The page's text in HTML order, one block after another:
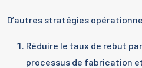
D’autres stratégies
Réduire le taux de rebut
processus de fabrication